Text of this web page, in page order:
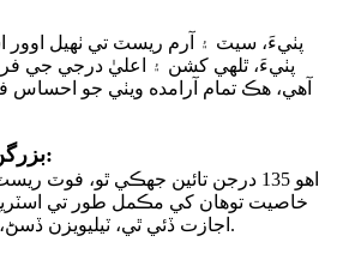
پٺيءَ، سيٽ ۽ آرم ريسٽ تي ٺهيل اوور
پٺيءَ، ٿلهي کشن ۽ اعليٰ درجي جي
آهي، هڪ تمام آرامده ويٺي جو
بزرگن لاءِ ريڪلائنر ڪرسي:
اهو 135 درجن تائين جهڪي ٿو،
خاصيت توهان کي مڪمل طور تي
اجازت ڏئي ٿي، ٽيليويزن ڏسڻ، سمهڻ ۽ پڙهڻ لاءِ مثالي.